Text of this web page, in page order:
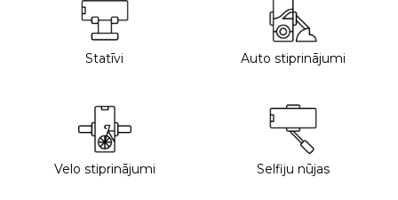
Statīvi Auto stiprinājumi
Velo stiprinājumi Selfiju nūjas